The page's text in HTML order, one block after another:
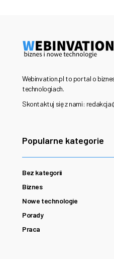
Webinvation.pl to portal o
technologiach.
Skontaktuj się z nami:
Popularne kategorie
Bez kategorii
Biznes
Nowe technologie
Porady
Praca